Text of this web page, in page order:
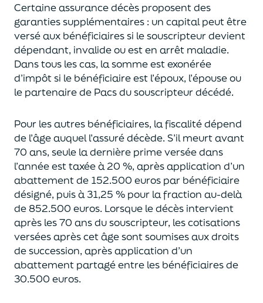
Certaine assurance décès proposentdes
garanties supplémentaires : un capitalpeut être
versé aux bénéficiaires si le souscripteur devient
dépendant, invalide ouest en arrêt maladie.
Dans tous les cas, la somme est exonérée
d’impôt si le bénéficiaire est l’époux, l’épouse ou
le partenaire de Pacsdu souscripteur décédé.
Pour les autres bénéficiaires, la fiscalité dépend
de l’âgeauquell’assuré décède. S’il meurt avant
70 ans, seule la dernière prime versée dans
l’année esttaxée à 20 %, après application d’un
abattement de 152.500 euros par bénéficiaire
désigné, puis à 31,25 % pour la fraction au-delà
de852.500 euros. Lorsque le décès intervient
après les 70 ans du souscripteur, les cotisations
versées après cet âge sont soumises aux droits
de succession, après application d’un
abattement partagé entre les bénéficiaires de
30.500 euros.